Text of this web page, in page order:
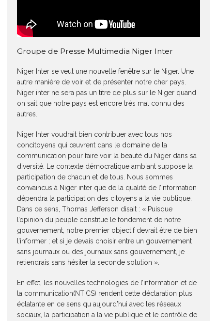
Groupe de Presse Multimedia Niger Inter
Niger Inter se veut une nouvelle fenêtre sur le Niger. Une
autre manière de voir et de présenter notre cher pays.
Niger inter ne sera pas un titre de plus sur le Niger quand
on sait que notre pays est encore très mal connu des
autres.
Niger Inter voudrait bien contribuer avec tous nos
concitoyens qui œuvrent dans le domaine de la
communication pour faire voir la beauté du Niger dans sa
diversité. Le contexte démocratique ambiant suppose la
participation de chacun et de tous. Nous sommes
convaincus à Niger inter que de la qualité de l’information
dépendra la participation des citoyens a la vie publique.
Dans ce sens, Thomas Jefferson disait : « Puisque
l’opinion du peuple constitue le fondement de notre
gouvernement, notre premier objectif devrait être de bien
l’informer ; et si je devais choisir entre un gouvernement
sans journaux ou des journaux sans gouvernement, je
retiendrais sans hésiter la seconde solution ».
En effet, les nouvelles technologies de l’information et de
la communication(NTICS) rendent cette déclaration plus
éclatante en ce sens qu aujourd’hui avec les réseaux
sociaux, la participation a la vie publique et le contrôle de